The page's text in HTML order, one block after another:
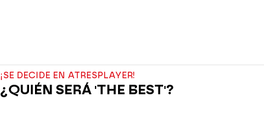
¡SE DECIDE EN ATRESPLAYER!
¿QUIÉN SERÁ 'THE BEST'?